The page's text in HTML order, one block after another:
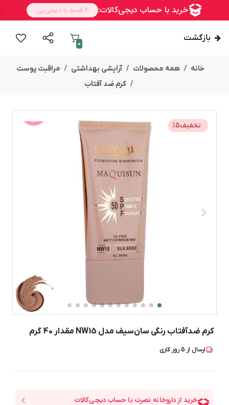
بازگشت
0
خانه همه محصولات آرایشی بهداشتی
مراقبت پوست
کرم ضد آفتاب
تخفیف %5
کرم ضدآفتاب رنگی سان‌سیف مدل NW15 مقدار 40 گرم
ارسال از 5روز کاری